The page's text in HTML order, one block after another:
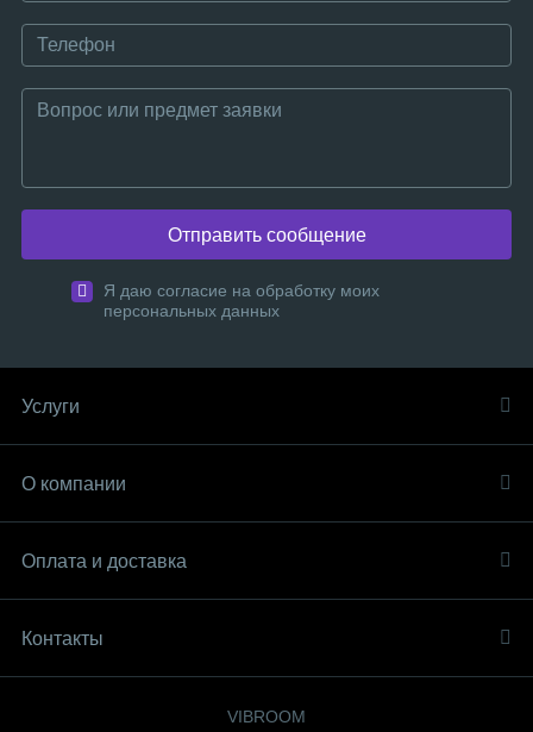
Отправить сообщение
Я даю согласие на обработку моих
персональных данных
Услуги
О компании
Оплата и доставка
Контакты
VIBROOM